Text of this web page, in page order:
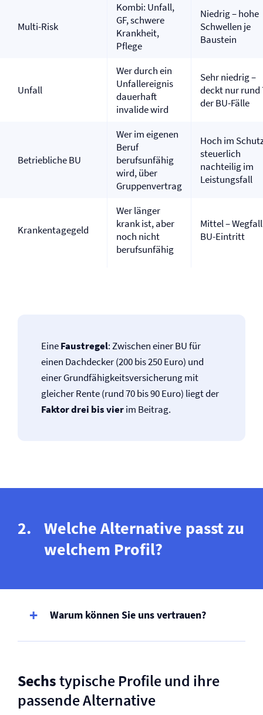
Multi-Risk
Kombi: Unfall,
GF, schwere
Krankheit,
Pflege
Niedrig – hohe
Schwellen je
Baustein
Unfall
Wer durch ein
Unfallereignis
dauerhaft
invalide wird
Sehr niedrig –
deckt nur rund
der BU-Fälle
Betriebliche BU
Wer im eigenen
Beruf
berufsunfähig
wird, über
Gruppenvertrag
Hoch im
steuerlich
nachteilig im
Leistungsfall
Krankentagegeld
Wer länger
krank ist, aber
noch nicht
berufsunfähig
Mittel –
BU-Eintritt
EineFaustregel: Zwischen einer BU für
einen Dachdecker (200 bis 250 Euro) und
einer Grundfähigkeits­versicherung mit
gleicher Rente (rund 70 bis 90 Euro) liegt der
Faktor drei bis vierim Beitrag.
Welche Alternative passt zu
welchem Profil?
Warum können Sie uns vertrauen?
Sechstypische Profile und ihre
passende Alternative